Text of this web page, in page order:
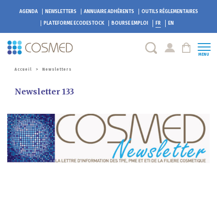
AGENDA NEWSLETTERS ANNUAIRE ADHÉRENTS
OUTILS RÉGLEMENTAIRES
PLATEFORME ECODESTOCK BOURSE EMPLOI FR EN
MENU
Accueil > Newsletters
Newsletter 133